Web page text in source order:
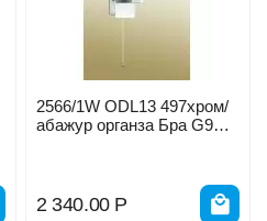
2566/1W ODL13 497хром/
абажур органза Бра G9
2 340.00 Р